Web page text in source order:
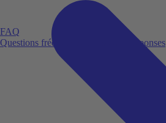
FAQ
Questions fréquemment posées et réponses